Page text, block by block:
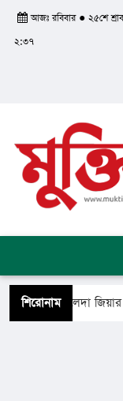
আজঃ রবিবার ● ২৫শে
২:৩৭
শিরোনামখালেদা জিয়ার